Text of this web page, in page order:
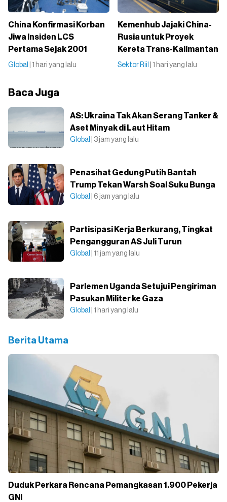
China Konfirmasi Korban
Jiwa Insiden LCS
Pertama Sejak 2001
Global | 1 hari yang lalu
Kemenhub Jajaki China-
Rusia untuk Proyek
Kereta Trans-Kalimantan
Sektor Riil | 1 hari yang lalu
Baca Juga
AS: Ukraina Tak Akan Serang Tanker &
Aset Minyak di Laut Hitam
Global | 3 jam yang lalu
Penasihat Gedung Putih Bantah
Trump Tekan Warsh Soal Suku Bunga
Global | 6 jam yang lalu
Partisipasi Kerja Berkurang, Tingkat
Pengangguran AS Juli Turun
Global | 11 jam yang lalu
Parlemen Uganda Setujui Pengiriman
Pasukan Militer ke Gaza
Global | 1 hari yang lalu
Berita Utama
Duduk Perkara Rencana Pemangkasan 1.900 Pekerja
GNI